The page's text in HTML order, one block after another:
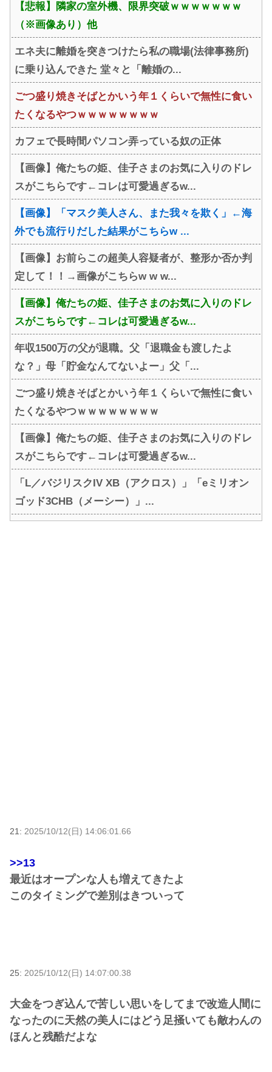
【悲報】隣家の室外機、限界突破ｗｗｗｗｗｗｗ
（※画像あり）他
エネ夫に離婚を突きつけたら私の職場(法律事務所)
に乗り込んできた 堂々と「離婚の...
ごつ盛り焼きそばとかいう年１くらいで無性に食い
たくなるやつｗｗｗｗｗｗｗｗ
カフェで長時間パソコン弄っている奴の正体
【画像】俺たちの姫、佳子さまのお気に入りのドレ
スがこちらです←コレは可愛過ぎるw...
【画像】「マスク美人さん、また我々を欺く」←海
外でも流行りだした結果がこちらw ...
【画像】お前らこの超美人容疑者が、整形か否か判
定して！！→画像がこちらw w w...
【画像】俺たちの姫、佳子さまのお気に入りのドレ
スがこちらです←コレは可愛過ぎるw...
年収1500万の父が退職。父「退職金も渡したよ
な？」母「貯金なんてないよー」父「...
ごつ盛り焼きそばとかいう年１くらいで無性に食い
たくなるやつｗｗｗｗｗｗｗｗ
【画像】俺たちの姫、佳子さまのお気に入りのドレ
スがこちらです←コレは可愛過ぎるw...
「L／バジリスクIV XB（アクロス）」「eミリオン
ゴッド3CHB（メーシー）」...
21: 2025/10/12(日) 14:06:01.66
>>13
最近はオープンな人も増えてきたよ
このタイミングで差別はきついって
25: 2025/10/12(日) 14:07:00.38
大金をつぎ込んで苦しい思いをしてまで改造人間に
なったのに天然の美人にはどう足掻いても敵わんの
ほんと残酷だよな